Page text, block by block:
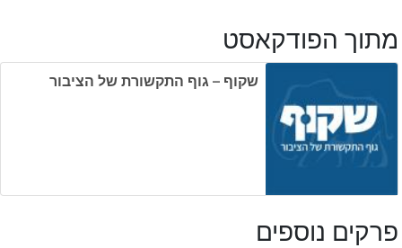
מתוך הפודקאסט
שקוף – גוף התקשורת של הציבור
פרקים נוספים